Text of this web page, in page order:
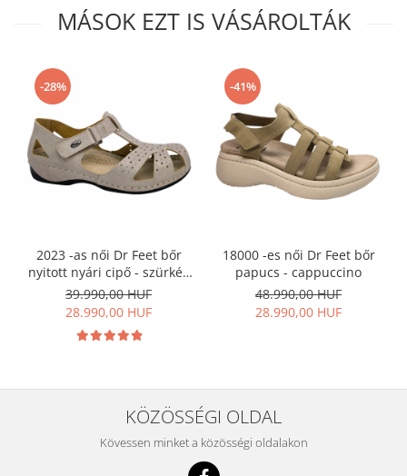
MÁSOK EZT IS VÁSÁROLTÁK
-28%
2023 -as női Dr Feet bőr
nyitott nyári cipő - szürkés
barna
39.990,00 HUF
28.990,00 HUF
-41%
18000 -es női Dr Feet bőr
papucs - cappuccino
48.990,00 HUF
28.990,00 HUF
KÖZÖSSÉGI OLDAL
Kövessen minket a közösségi oldalakon